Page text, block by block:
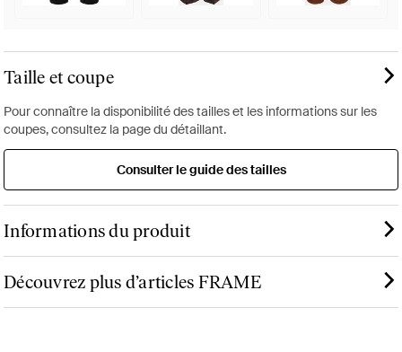
Taille et coupe
Pour connaître la disponibilité des tailles et les informations sur les
coupes, consultez la page du détaillant.
Consulter le guide des tailles
Informations du produit
Découvrez plus d’articles FRAME